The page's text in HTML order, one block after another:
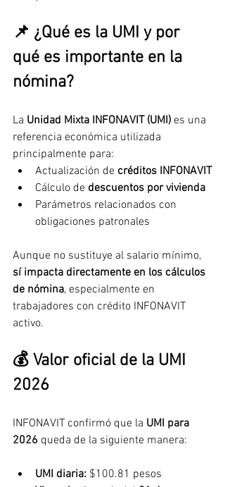
📌 ¿Qué es la UMI y por
qué es importante en la
nómina?
La Unidad Mixta INFONAVIT (UMI) es una
referencia económica utilizada
principalmente para:
Actualización de créditos INFONAVIT
Cálculo de descuentos por vivienda
Parámetros relacionados con
obligaciones patronales
Aunque no sustituye al salario mínimo,
sí impacta directamente en los cálculos
de nómina, especialmente en
trabajadores con crédito INFONAVIT
activo.
💰 Valor oficial de la UMI
2026
INFONAVIT confirmó que la UMI para
2026 queda de la siguiente manera:
UMI diaria: $100.81 pesos